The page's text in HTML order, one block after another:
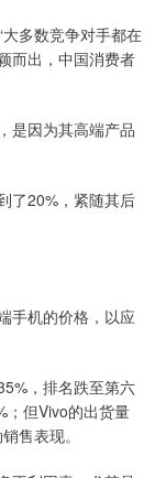
多数竞争对手都在
而出，中国消费者
因为其高端产品
20%，紧随其后
机的价格，以应
，排名跌至第六
；但Vivo的出货量
售表现。